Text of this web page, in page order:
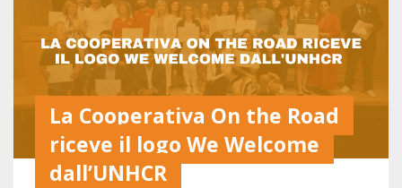
La Cooperativa On the Road
riceve il logo We Welcome
dall’UNHCR